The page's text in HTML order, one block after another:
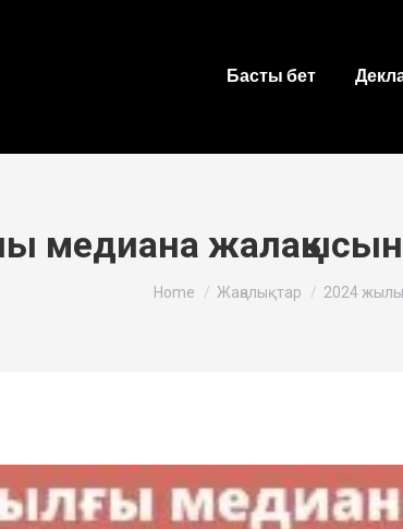
Басты бет
медиана
You are here:
Home Жаңалықтар 2024 жылы